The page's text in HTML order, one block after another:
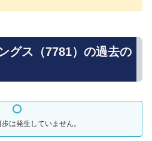
グス（7781）の過去の
は発生していません。